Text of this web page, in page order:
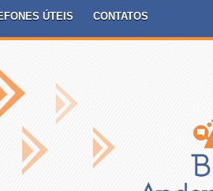
ÚTEIS CONTATOS